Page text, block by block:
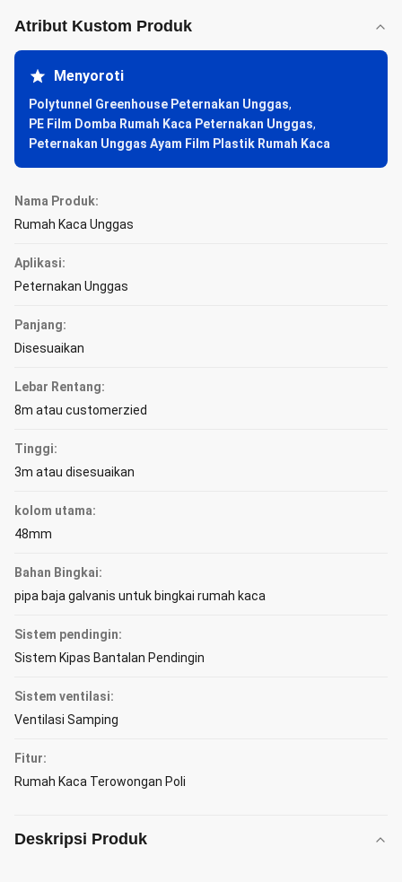
Atribut Kustom Produk
Menyoroti
Polytunnel Greenhouse Peternakan Unggas,
PE Film Domba Rumah Kaca Peternakan Unggas,
Peternakan Unggas Ayam Film Plastik Rumah Kaca
Nama Produk:
Rumah Kaca Unggas
Aplikasi:
Peternakan Unggas
Panjang:
Disesuaikan
Lebar Rentang:
8m atau customerzied
Tinggi:
3m atau disesuaikan
kolom utama:
48mm
Bahan Bingkai:
pipa baja galvanis untuk bingkai rumah kaca
Sistem pendingin:
Sistem Kipas Bantalan Pendingin
Sistem ventilasi:
Ventilasi Samping
Fitur:
Rumah Kaca Terowongan Poli
Deskripsi Produk